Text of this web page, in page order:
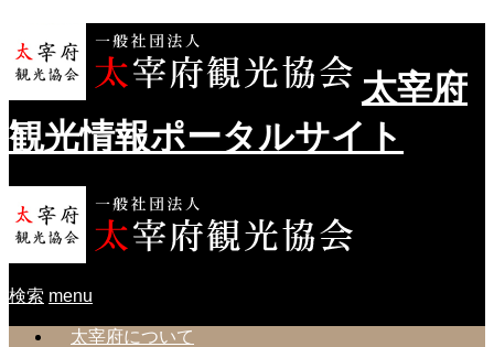
太宰府
観光情報ポータルサイト
検索 menu
太宰府について